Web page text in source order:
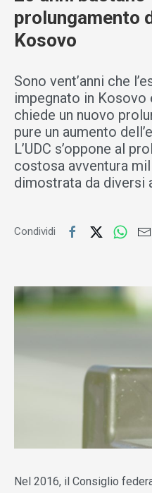
prolungamento
Kosovo
Sono vent’anni che
impegnato in
chiede un nuovo
pure un aumento
L’UDC s’oppone al
costosa avventura
dimostrata da diversi
Condividi
Nel 2016, il Consiglio